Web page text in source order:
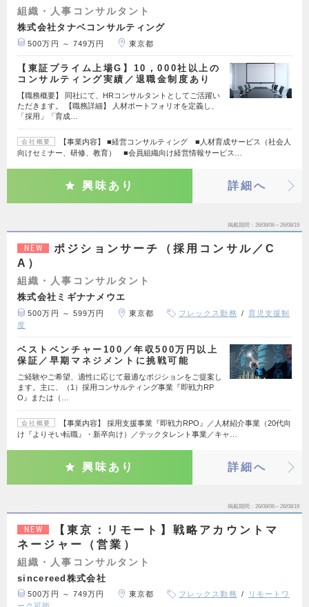
組織・人事コンサルタント
株式会社タナベコンサルティング
500万円 ～ 749万円 東京都
【東証プライム上場G】10，000社以上の
コンサルティング実績／退職金制度あり
【職務概要】 同社にて、HRコンサルタントとしてご活躍い
ただきます。 【職務詳細】 人材ポートフォリオを定義し、
「採用」「育成…
会社概要
【事業内容】 ■経営コンサルティング ■人材育成サービス（社会人
向けセミナー、研修、教育） ■会員組織向け経営情報サービス…
興味あり 詳細へ
掲載期間 26/08/06～26/08/19
NEW
ポジションサーチ（採用コンサル／C
A）
組織・人事コンサルタント
株式会社ミギナナメウエ
500万円 ～ 599万円 東京都 フレックス勤務
育児支援制
度
ベストベンチャー100／年収500万円以上
保証／早期マネジメントに挑戦可能
ご経験やご希望、適性に応じて最適なポジションをご提案し
ます。主に、（1）採用コンサルティング事業『即戦力RP
O』または（…
会社概要
【事業内容】 採用支援事業『即戦力RPO』／人材紹介事業（20代向
け『よりそい転職』・新卒向け）／テックタレント事業／キャ…
興味あり 詳細へ
掲載期間 26/08/06～26/08/19
NEW
【東京：リモート】戦略アカウントマ
ネージャー（営業）
組織・人事コンサルタント
sincereed株式会社
500万円 ～ 749万円 東京都 フレックス勤務
リモートワ